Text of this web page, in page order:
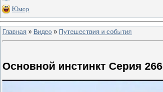
Юмор
Главная » Видео » Путешествия и события
Основной инстинкт Серия 266